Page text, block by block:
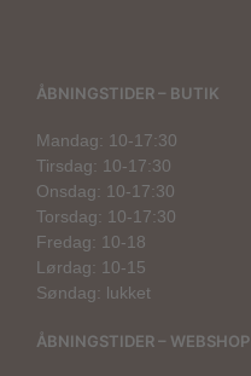
ÅBNINGSTIDER – BUTIK
Mandag: 10-17:30
Tirsdag: 10-17:30
Onsdag: 10-17:30
Torsdag: 10-17:30
Fredag: 10-18
Lørdag: 10-15
Søndag: lukket
ÅBNINGSTIDER – WEBSHOP